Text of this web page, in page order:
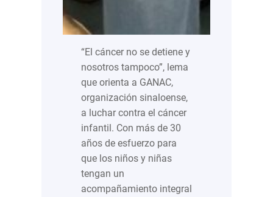
“El cáncer no se detiene y
nosotros tampoco”, lema
que orienta a GANAC,
organización sinaloense,
a luchar contra el cáncer
infantil. Con más de 30
años de esfuerzo para
que los niños y niñas
tengan un
acompañamiento integral